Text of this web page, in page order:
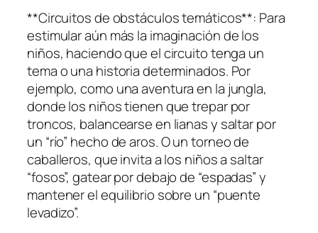
**Circuitos de obstáculos temáticos**: Para
estimular aún más la imaginación de los
niños, haciendo que el circuito tenga un
tema o una historia determinados. Por
ejemplo, como una aventura en la jungla,
donde los niños tienen que trepar por
troncos, balancearse en lianas y saltar por
un “río” hecho de aros. O un torneo de
caballeros, que invita a los niños a saltar
“fosos”, gatear por debajo de “espadas” y
mantener el equilibrio sobre un “puente
levadizo”.